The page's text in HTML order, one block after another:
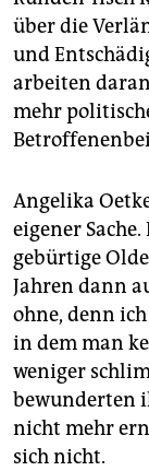
über die
und
arbeiten
mehr
Angelika
eigener
gebürtige
Jahren dann
ohne, denn
in dem man
weniger
bewunderten
nicht mehr
sich nicht.